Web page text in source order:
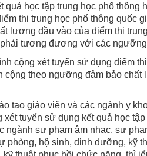
quả học tập trung học phổ
thi trung học phổ thông quốc
lượng đầu vào của điểm thi
tương đương với các
cộng xét tuyển sử dụng điểm
cộng theo ngưỡng đảm bảo
tạo giáo viên và các ngành y
xét tuyển sử dụng kết quả học
ngành sư phạm âm nhạc, sư
phòng, hộ sinh, dinh dưỡng, kỹ